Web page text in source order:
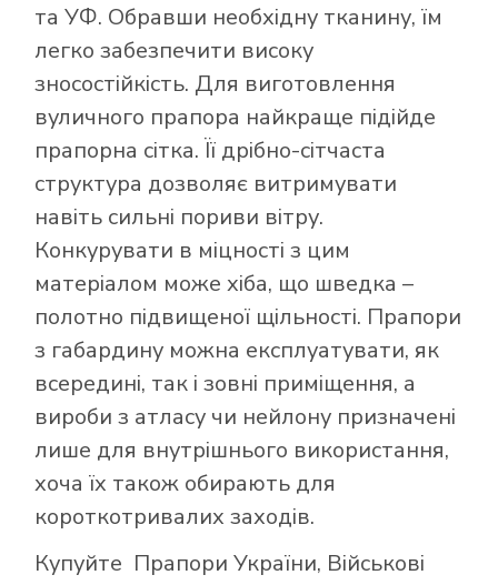
та УФ. Обравши необхідну тканину, їм
легко забезпечити високу
зносостійкість. Для виготовлення
вуличного прапора найкраще підійде
прапорна сітка. Її дрібно-сітчаста
структура дозволяє витримувати
навіть сильні пориви вітру.
Конкурувати в міцності з цим
матеріалом може хіба, що шведка –
полотно підвищеної щільності. Прапори
з габардину можна експлуатувати, як
всередині, так і зовні приміщення, а
вироби з атласу чи нейлону призначені
лише для внутрішнього використання,
хоча їх також обирають для
короткотривалих заходів.
Купуйте Прапори України, Військові